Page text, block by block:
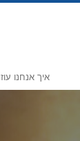
איך אנחנו